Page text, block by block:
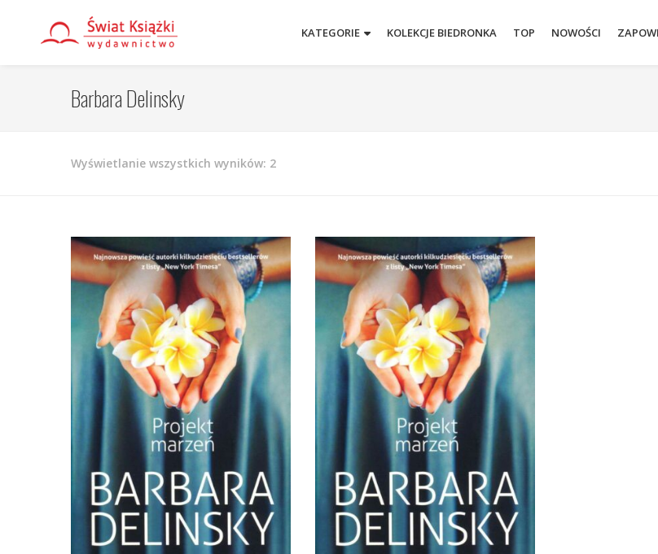
KATEGORIE KOLEKCJE BIEDRONKA TOP NOWOŚCI
Barbara Delinsky
Wyświetlanie wszystkich wyników: 2Posortowane